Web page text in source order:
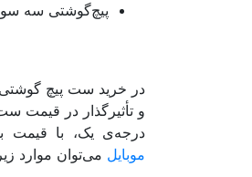
پیچ‌گوشتی سه سو 0.6
در خرید ست پیچ گوشتی
و تأثیرگذار در قیمت
درجه‌ی یک، با قیمت
موبایل می‌توان موارد